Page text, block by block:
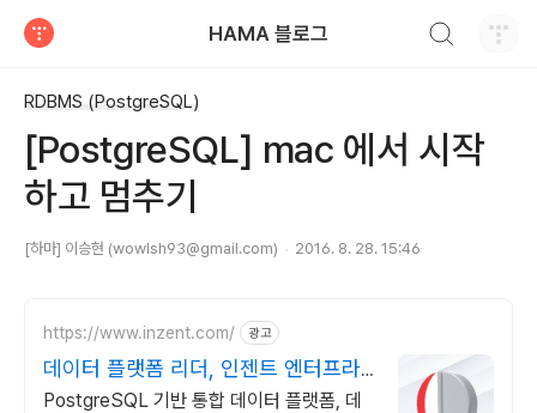
HAMA 블로그
RDBMS (PostgreSQL)
[PostgreSQL] mac 에서 시작
하고 멈추기
[하마] 이승현 (wowlsh93@gmail.com) 2016. 8. 28. 15:46
https://www.inzent.com/ 광고
데이터 플랫폼 리더, 인젠트 엔터프라
이즈 환경 대응
PostgreSQL 기반 통합 데이터 플랫폼, 데